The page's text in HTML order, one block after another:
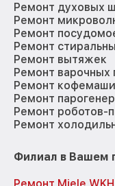
Ремонт духовых
Ремонт
Ремонт
Ремонт
Ремонт вытяжек
Ремонт варочных
Ремонт
Ремонт
Ремонт роботов-
Ремонт
Филиал в Вашем